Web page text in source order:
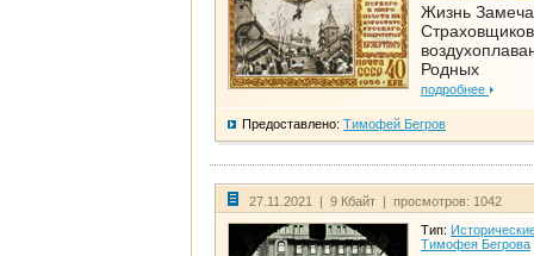
Жизнь
Родных
подробнее
Предоставлено: Тимофей Бегров
27.11.2021 | 9 Кбайт | просмотров: 1042
Тип:
Тимофея Бегрова